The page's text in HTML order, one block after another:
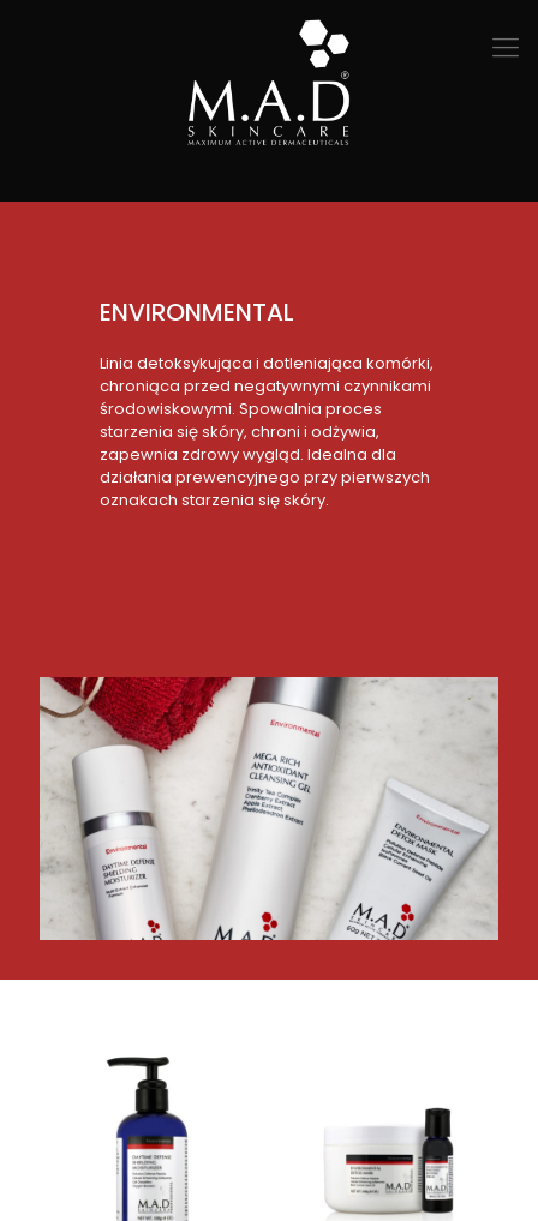
ENVIRONMENTAL
Linia detoksykująca i dotleniająca komórki,
chroniąca przed negatywnymi czynnikami
środowiskowymi. Spowalnia proces
starzenia się skóry, chroni i odżywia,
zapewnia zdrowy wygląd. Idealna dla
działania prewencyjnego przy pierwszych
oznakach starzenia się skóry.